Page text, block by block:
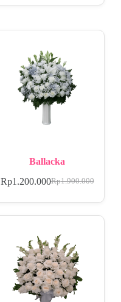
Ballacka
Rp1.900.000
Rp1.200.000